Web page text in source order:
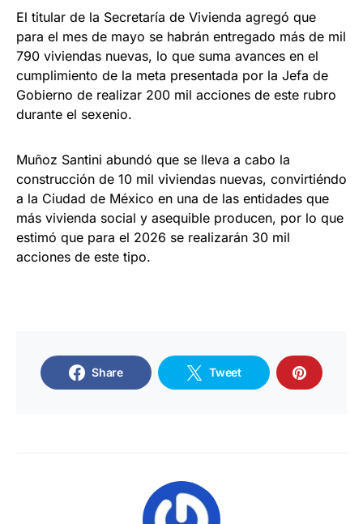
El titular de la Secretaría de Vivienda agregó que
para el mes de mayo se habrán entregado más de mil
790 viviendas nuevas, lo que suma avances en el
cumplimiento de la meta presentada por la Jefa de
Gobierno de realizar 200 mil acciones de este rubro
durante el sexenio.
Muñoz Santini abundó que se lleva a cabo la
construcción de 10 mil viviendas nuevas, convirtiéndo
a la Ciudad de México en una de las entidades que
más vivienda social y asequible producen, por lo que
estimó que para el 2026 se realizarán 30 mil
acciones de este tipo.
Share Tweet